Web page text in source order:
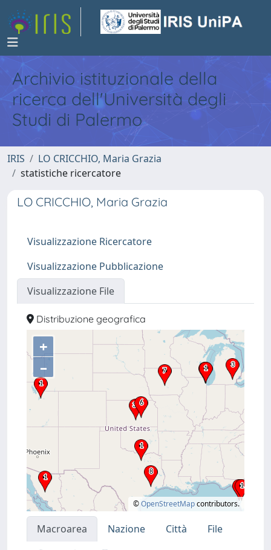
Archivio istituzionale della
ricerca dell'Università degli
Studi di Palermo
IRIS
LO CRICCHIO, Maria Grazia
statistiche ricercatore
LO CRICCHIO, Maria Grazia
Visualizzazione Ricercatore
Visualizzazione Pubblicazione
Visualizzazione File
Distribuzione geografica
+
–
©OpenStreetMapcontributors.
Macroarea Nazione Città
File